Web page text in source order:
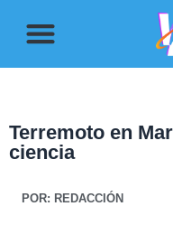
Terremoto en
ciencia
POR: REDACCIÓN